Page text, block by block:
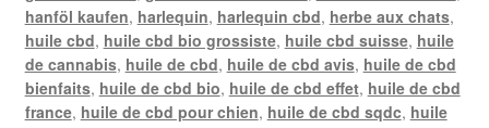
hanföl kaufen, harlequin, harlequin cbd, herbe aux chats,
huile cbd, huile cbd bio grossiste, huile cbd suisse, huile
de cannabis, huile de cbd, huile de cbd avis, huile de cbd
bienfaits, huile de cbd bio, huile de cbd effet, huile de cbd
france, huile de cbd pour chien, huile de cbd sqdc, huile